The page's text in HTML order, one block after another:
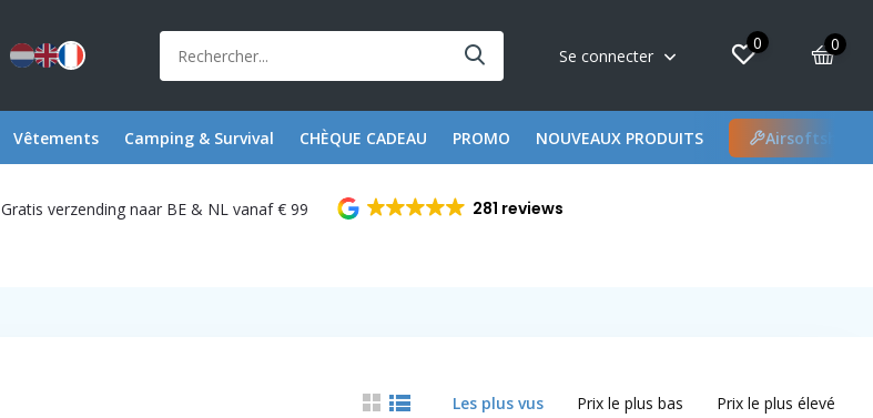
Se connecter
0 0
Vêtements Camping & Survival CHÈQUE CADEAU PROMO NOUVEAUX PRODUITS Airsoftshop
Gratis verzending naar BE & NL vanaf € 99 281 reviews
Les plus vus Prix le plus bas Prix le plus élevé